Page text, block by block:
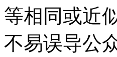
等相同或近
不易误导公众